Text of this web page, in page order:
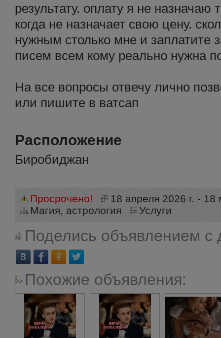
результату. оплату я не назначаю
когда не назначает свою цену.
нужным столько мне и заплатите
писем всем кому реально нужна
На все вопросы отвечу лично
или пишите в ватсап
Расположение
Биробиджан
Просрочено!
18 апреля 2026 г. - 18
Магия, астрология
Услуги
Поделись объявлением с
Похожие объявления: